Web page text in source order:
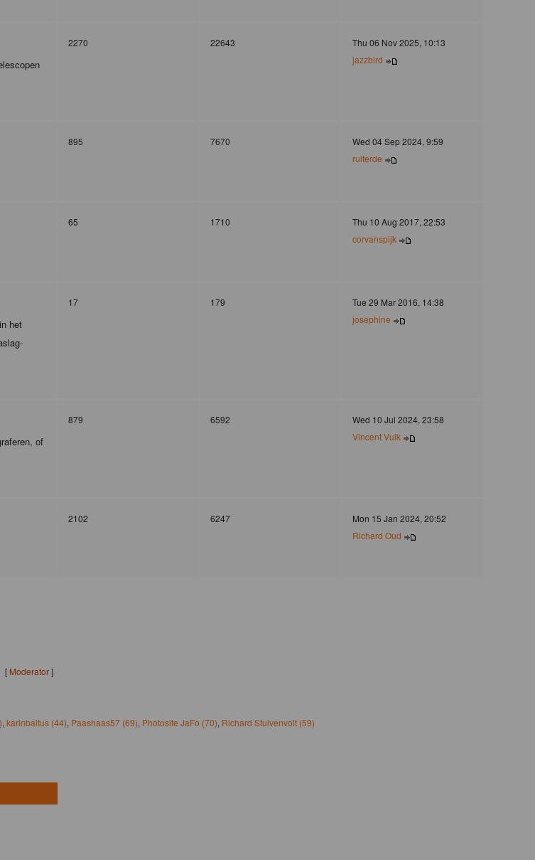
2270 22643
Thu 06 Nov 2025, 10:13
jazzbird
895 7670
Wed 04 Sep 2024, 9:59
ruiterde
65 1710
Thu 10 Aug 2017, 22:53
corvanspijk
het
17 179
Tue 29 Mar 2016, 14:38
josephine
of
879 6592
Wed 10 Jul 2024, 23:58
Vincent Vuik
2102 6247
Mon 15 Jan 2024, 20:52
Richard Oud
[ Moderator]
, karinbaltus (44), Paashaas57 (69), Photosite JaFo (70), Richard Stuivenvolt (59)